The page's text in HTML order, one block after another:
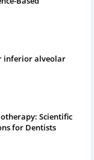
inferior alveolar
Scientific
for Dentists